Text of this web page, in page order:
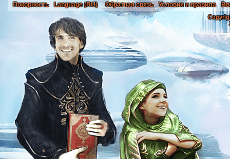
Покорность Language (RU) Обратная связь Условия и правила